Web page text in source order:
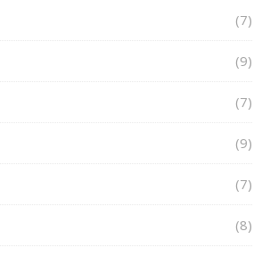
(7)
(9)
(7)
(9)
(7)
(8)